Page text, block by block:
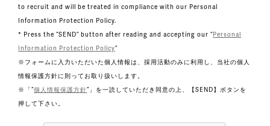
to recruit and will be treated in compliance with our Personal
Information Protection Policy.
* Press the “SEND” button after reading and accepting our “Personal
Information Protection Policy”
※フォームに入力いただいた個人情報は、採用活動のみに利用し、当社の個人
情報保護方針に則ってお取り扱いします。
※「“個人情報保護方針”」を一読していただき同意の上、【SEND】ボタンを
押して下さい。